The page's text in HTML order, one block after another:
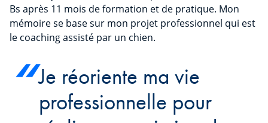
Bs après 11 mois de formation et de pratique. Mon
mémoire se base sur mon projet professionnel qui est
le coaching assisté par un chien.
Je réoriente ma vie
professionnelle pour